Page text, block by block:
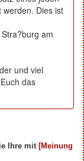
werden. Dies ist
am
und viel
das
Ihre mit [Meinung